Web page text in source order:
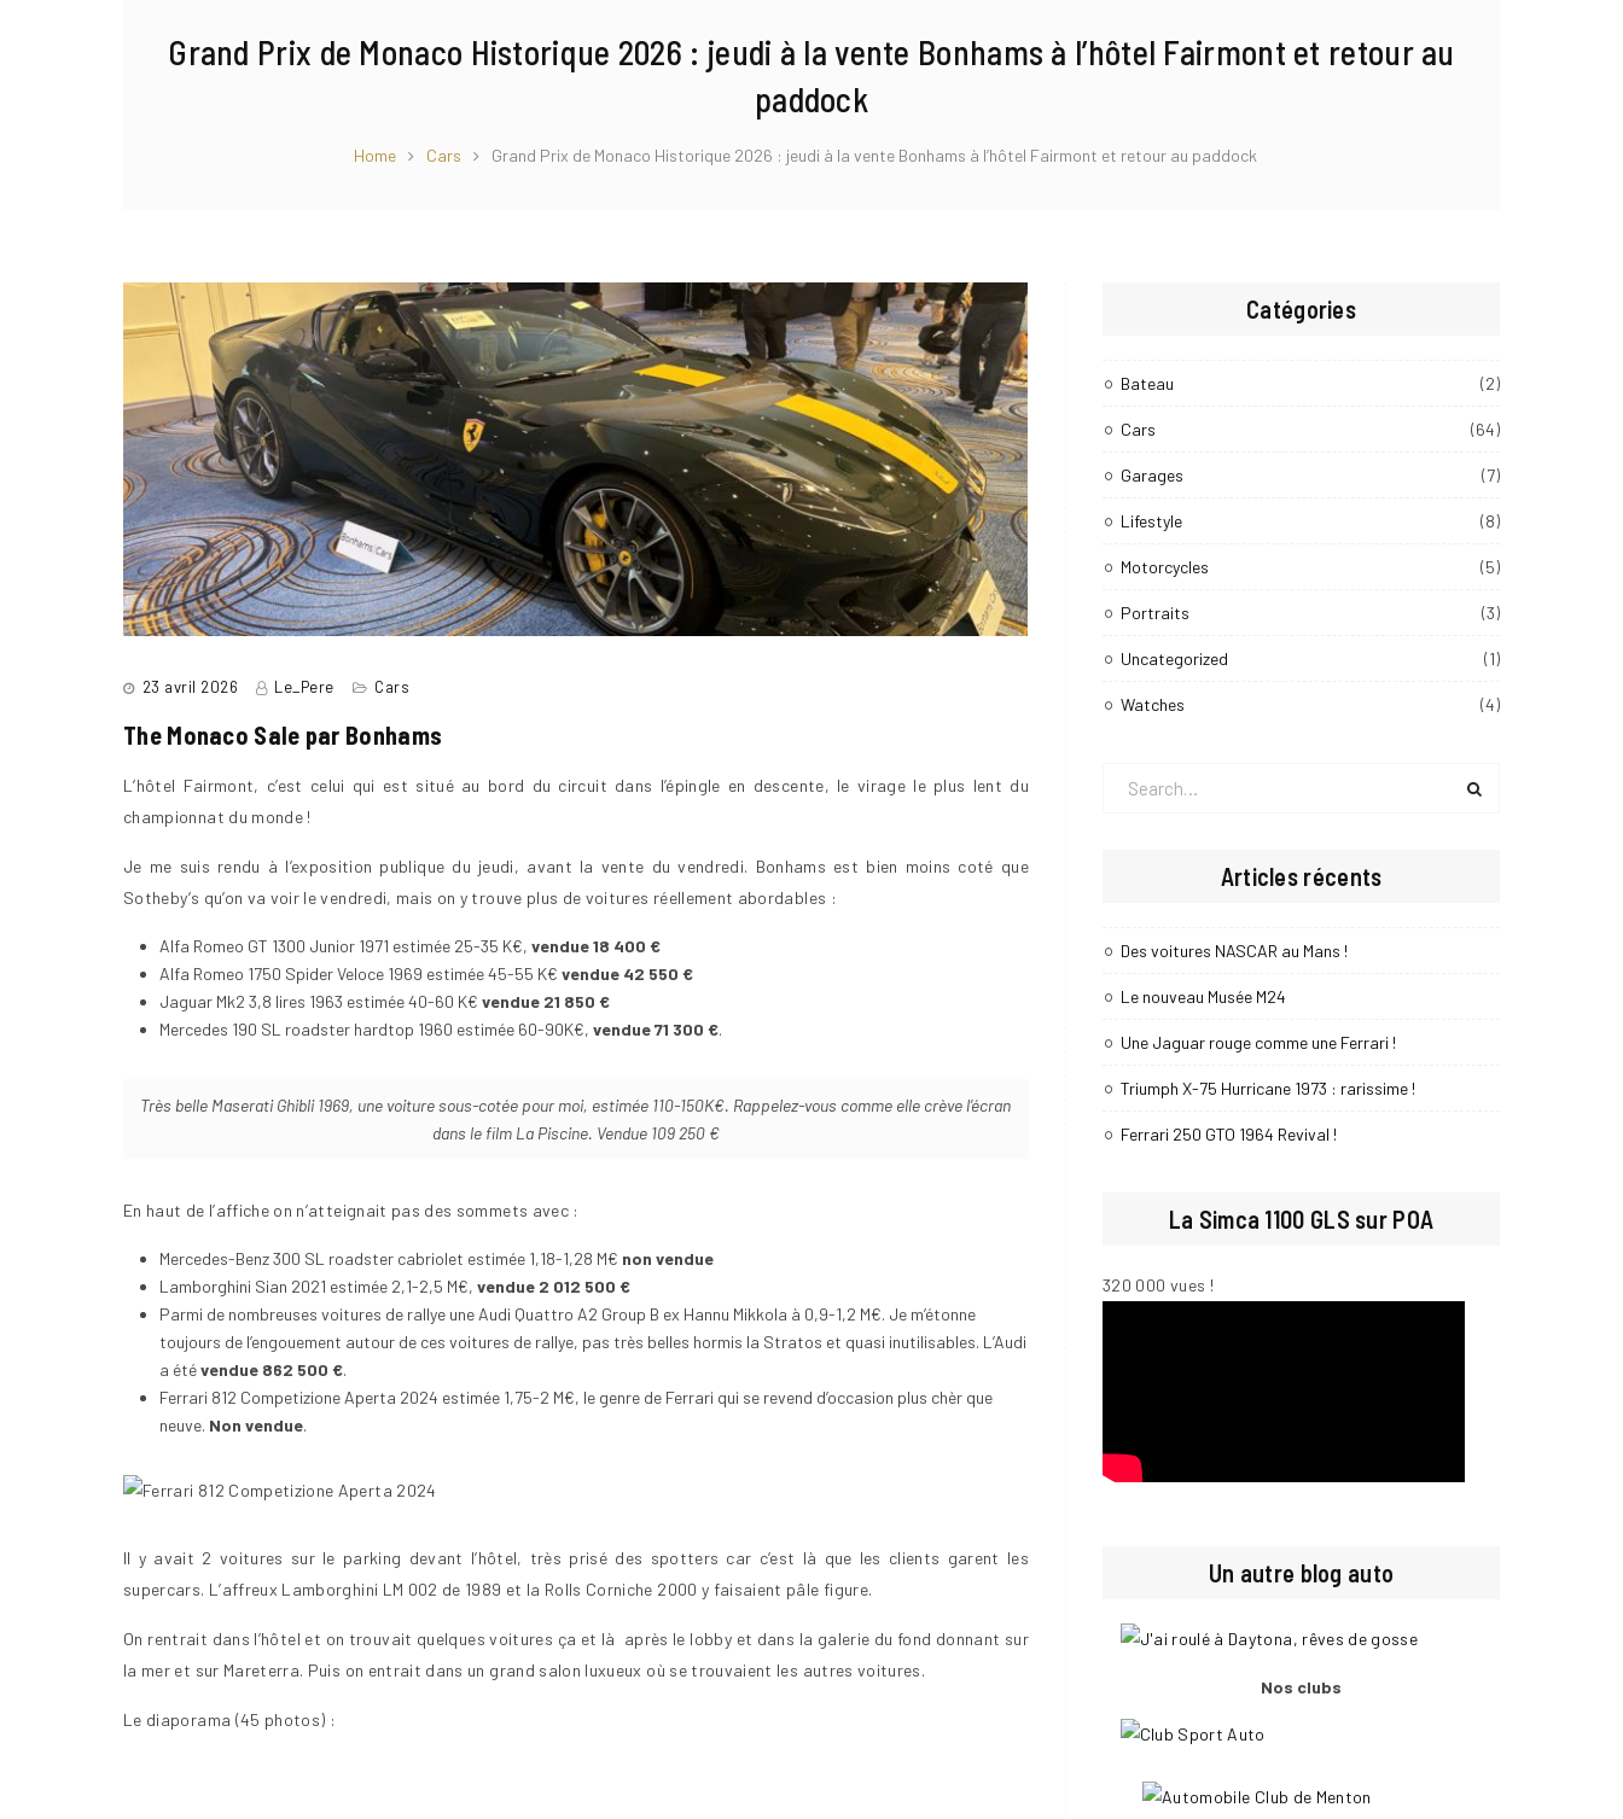
Grand Prix de Monaco Historique 2026 : jeudi à la vente Bonhams à l’hôtel Fairmont et retour au
paddock
Home Cars Grand Prix de Monaco Historique 2026 : jeudi à la vente Bonhams à l’hôtel Fairmont et retour au paddock
23 avril 2026 Le_Pere Cars
The Monaco Sale par Bonhams
L’hôtel Fairmont, c’est celui qui est situé au bord du circuit dans l’épingle en descente, le virage le plus lent du
championnat du monde !
Je me suis rendu à l’exposition publique du jeudi, avant la vente du vendredi. Bonhams est bien moins coté que
Sotheby’s qu’on va voir le vendredi, mais on y trouve plus de voitures réellement abordables :
Alfa Romeo GT 1300 Junior 1971 estimée 25-35 K€, vendue 18 400 €
Alfa Romeo 1750 Spider Veloce 1969 estimée 45-55 K€ vendue 42 550 €
Jaguar Mk2 3,8 lires 1963 estimée 40-60 K€ vendue 21 850 €
Mercedes 190 SL roadster hardtop 1960 estimée 60-90K€, vendue 71 300 €.
Très belle Maserati Ghibli 1969, une voiture sous-cotée pour moi, estimée 110-150K€. Rappelez-vous comme elle crève l’écran
dans le film La Piscine. Vendue 109 250 €
En haut de l’affiche on n’atteignait pas des sommets avec :
Mercedes-Benz 300 SL roadster cabriolet estimée 1,18-1,28 M€ non vendue
Lamborghini Sian 2021 estimée 2,1-2,5 M€, vendue 2 012 500 €
Parmi de nombreuses voitures de rallye une Audi Quattro A2 Group B ex Hannu Mikkola à 0,9-1,2 M€. Je m’étonne
toujours de l’engouement autour de ces voitures de rallye, pas très belles hormis la Stratos et quasi inutilisables. L’Audi
a étévendue 862 500 €.
Ferrari 812 Competizione Aperta 2024 estimée 1,75-2 M€, le genre de Ferrari qui se revend d’occasion plus chèr que
neuve. Non vendue.
Il y avait 2 voitures sur le parking devant l’hôtel, très prisé des spotters car c’est là que les clients garent les
supercars. L’affreux Lamborghini LM 002 de 1989 et la Rolls Corniche 2000 y faisaient pâle figure.
On rentrait dans l’hôtel et on trouvait quelques voitures ça et là après le lobby et dans la galerie du fond donnant sur
la mer et sur Mareterra. Puis on entrait dans un grand salon luxueux où se trouvaient les autres voitures.
Le diaporama (45 photos) :
Catégories
Bateau (2)
Cars (64)
Garages (7)
Lifestyle (8)
Motorcycles (5)
Portraits (3)
Uncategorized (1)
Watches (4)
Articles récents
Des voitures NASCAR au Mans !
Le nouveau Musée M24
Une Jaguar rouge comme une Ferrari !
Triumph X-75 Hurricane 1973 : rarissime !
Ferrari 250 GTO 1964 Revival !
La Simca 1100 GLS sur POA
320 000 vues !
Un autre blog auto
Nos clubs